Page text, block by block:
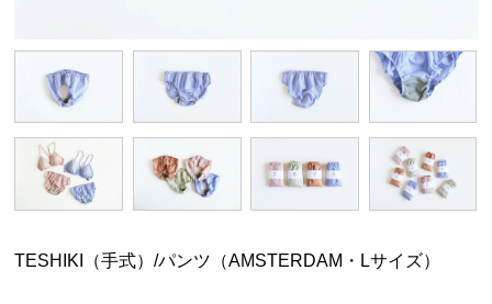
TESHIKI（手式）/パンツ（AMSTERDAM・Lサイズ）